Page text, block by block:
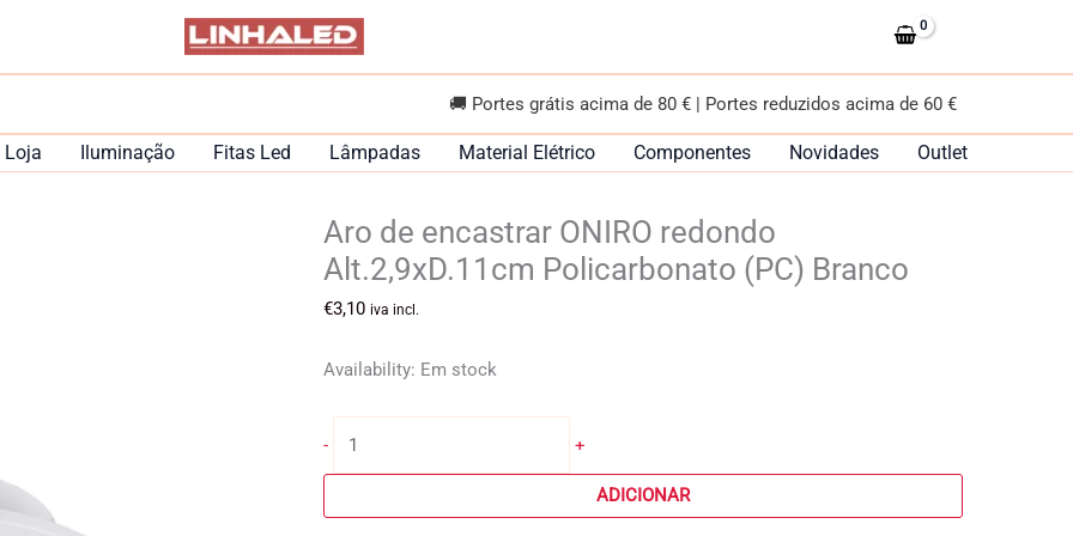
🚚 Portes grátis acima de 80 € | Portes reduzidos acima de 60 €
Loja Iluminação Fitas Led Lâmpadas Material Elétrico Componentes Novidades Outlet
Aro de encastrar ONIRO redondo
Alt.2,9xD.11cm Policarbonato (PC) Branco
€3,10 iva incl.
Availability: Em stock
-
de
+
ADICIONAR
Policarbonato
(PC)
Branco